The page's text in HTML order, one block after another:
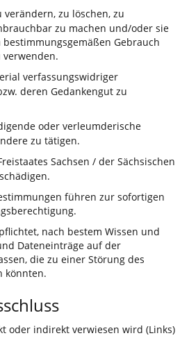
zu löschen, zu
zu machen und/oder sie
Gebrauch
verfassungswidriger
deren Gedankengut zu
oder verleumderische
zu tätigen.
Sachsen / der Sächsischen
führen zur sofortigen
nach bestem Wissen und
Dateneinträge auf der
die zu einer Störung des
könnten.
oder indirekt verwiesen wird (Links)